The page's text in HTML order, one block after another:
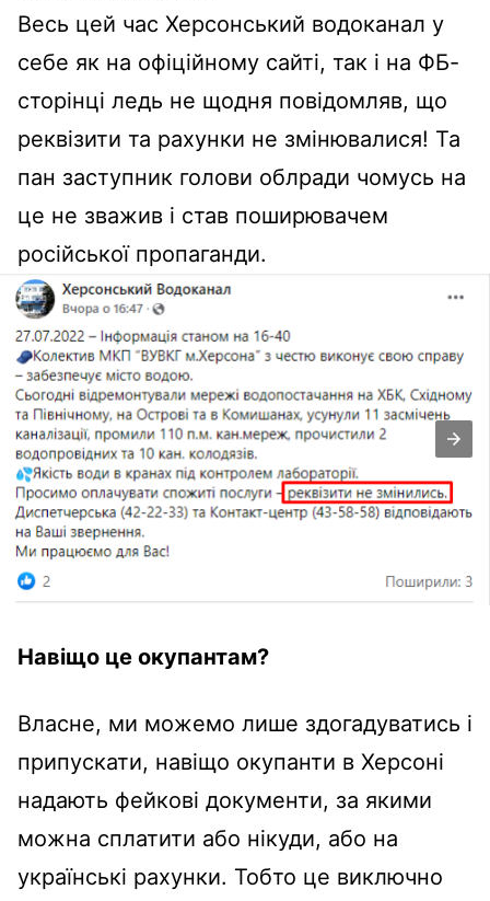
Весь цей час Херсонський водоканал у
себе як на офіційному сайті, так і на ФБ-
сторінці ледь не щодня повідомляв, що
реквізити та рахунки не змінювалися! Та
пан заступник голови облради чомусь на
це не зважив і став поширювачем
російської пропаганди.
Навіщо це окупантам?
Власне, ми можемо лише здогадуватись і
припускати, навіщо окупанти в Херсоні
надають фейкові документи, за якими
можна сплатити або нікуди, або на
українські рахунки. Тобто це виключно